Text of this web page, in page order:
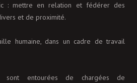
: mettre en relation et fédérer des
et de proximité.
humaine, dans un cadre de travail
sont entourées de chargées de